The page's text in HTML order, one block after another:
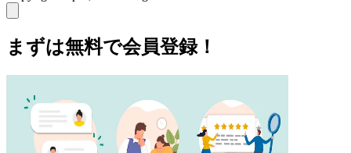
まずは無料で会員登録！